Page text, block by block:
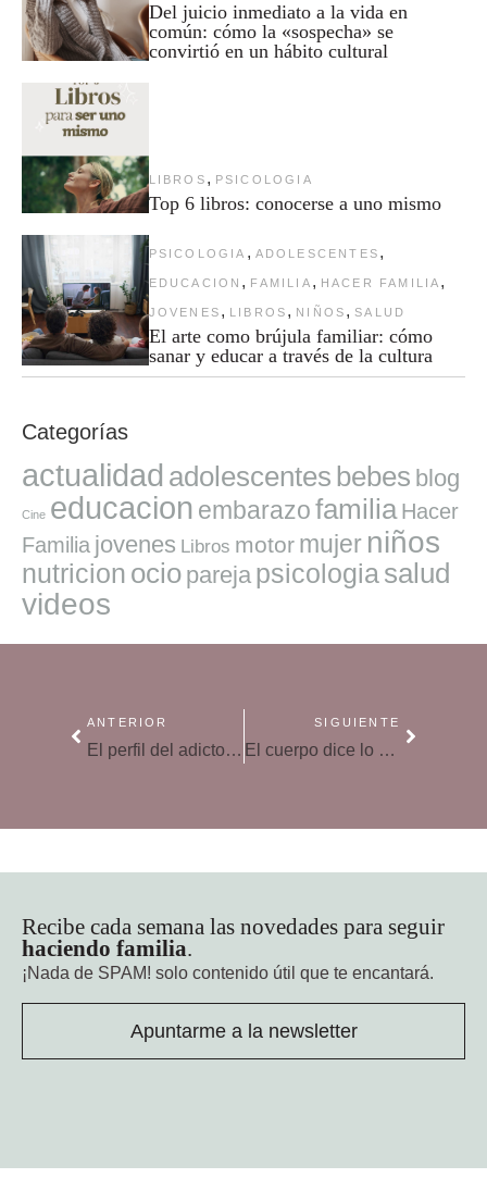
Del juicio inmediato a la vida en
común: cómo la «sospecha» se
convirtió en un hábito cultural
LIBROS , PSICOLOGIA
Top 6 libros: conocerse a uno mismo
PSICOLOGIA , ADOLESCENTES ,
EDUCACION , FAMILIA , HACER FAMILIA ,
JOVENES , LIBROS , NIÑOS , SALUD
El arte como brújula familiar: cómo
sanar y educar a través de la cultura
Categorías
actualidad adolescentes bebes blog
Cine educacion embarazofamilia Hacer
Familia jovenes Libros motor mujer niños
nutricion ocio pareja psicologiasalud
videos
ANTERIOR
El perfil del adicto a las compras
SIGUIENTE
El cuerpo dice lo que la mente calla
Recibe cada semana las novedades para seguir
haciendo familia.
¡Nada de SPAM! solo contenido útil que te encantará.
Apuntarme a la newsletter